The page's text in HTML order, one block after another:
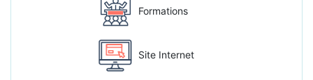
Formations
Site Internet